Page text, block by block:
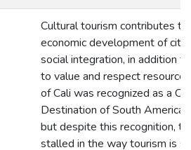
Cultural tourism contributes
economic development of
social integration, in addition
to value and respect
of Cali was recognized as a
Destination of South America
but despite this recognition,
stalled in the way tourism is